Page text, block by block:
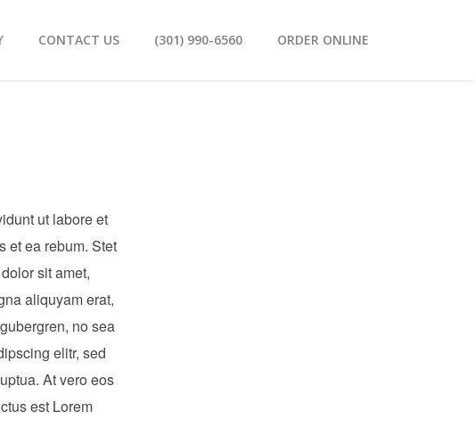
CONTACT US (301) 990-6560 ORDER ONLINE
ut labore et
et ea rebum. Stet
sit amet,
aliquyam erat,
no sea
elitr, sed
At vero eos
est Lorem